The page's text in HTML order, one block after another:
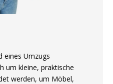
eines Umzugs
um kleine, praktische
werden, um Möbel,